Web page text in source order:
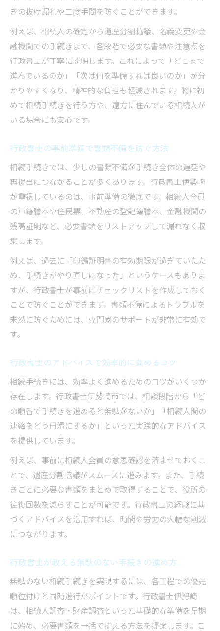
きの抜け漏れや二度手間を防ぐことができます。
例えば、相続人の確定から遺産分割協議、名義変更や金
融機関での手続きまで、各段階で必要な書類や注意点を
行政書士が丁寧に説明します。これによって「どこまで
進んでいるのか」「次は何を準備すれば良いのか」が分
かりやすくなり、精神的な負担も軽減されます。特に初
めて相続手続きを行う方や、遠方に住んでいる相続人が
いる場合にも安心です。
行政書士の事前準備で書類不備を防ぐ方法
相続手続きでは、少しの書類不備が手続き全体の遅延や
再提出につながることが多くあります。行政書士伊勢崎
が重視しているのは、事前準備の徹底です。相続人全員
の戸籍謄本や住民票、不動産の登記簿謄本、金融機関の
残高証明など、必要書類をリストアップして漏れなく収
集します。
例えば、過去に「印鑑証明書の有効期限が過ぎていたた
め、手続きがやり直しになった」というケースもありま
すが、行政書士が事前にチェックリストを作成しておく
ことで防ぐことができます。書類不備によるトラブルを
未然に防ぐためには、専門家のサポートが非常に有効で
す。
行政書士のアドバイスで効率的に進めるコツ
相続手続きには、効率よく進めるためのコツがいくつか
存在します。行政書士伊勢崎市では、相談段階から「ど
の順番で手続きを進めると無駄がないか」「相続人間の
連絡をどう円滑にするか」といった実践的なアドバイス
を提供しています。
例えば、事前に相続人全員の意思確認を済ませておくこ
とで、遺産分割協議がスムーズに進みます。また、手続
きごとに必要な書類をまとめて取得することで、役所の
往復回数を減らすことが可能です。行政書士の経験に基
づくアドバイスを活用すれば、時間や労力の大幅な削減
につながります。
行政書士が教える無駄のない手続きの進め方
無駄のない相続手続きを実現するには、各工程での優先
順位付けと同時進行がポイントです。行政書士伊勢崎
は、相続人調査・財産調査といった基礎的な準備を早期
に始め、必要書類を一括で揃える方法を提案します。こ